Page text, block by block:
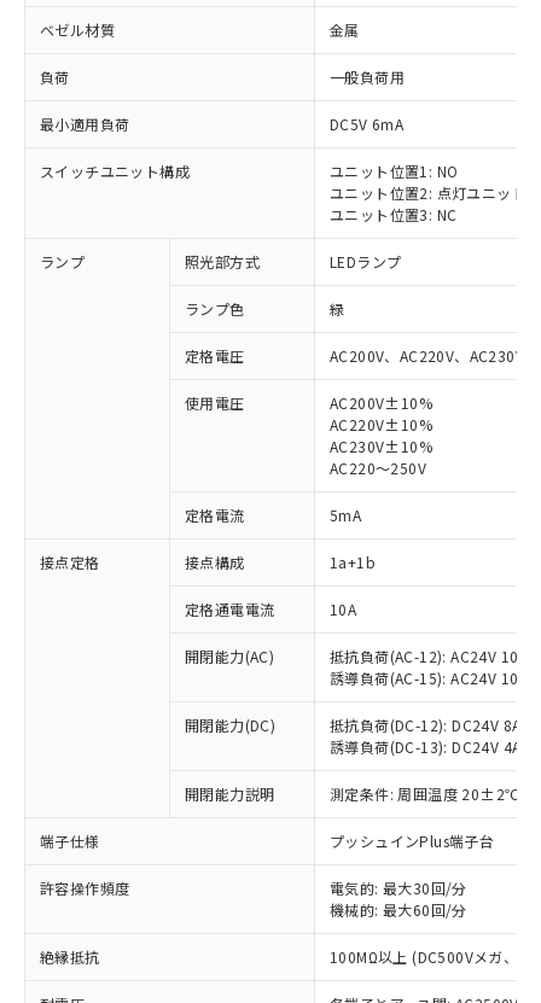
ベゼル材質 金属
負荷 一般負荷用
最小適用負荷 DC5V 6mA
スイッチユニット構成
ユニット位置1: NO
ユニット位置2: 点灯ユニット
ユニット位置3: NC
ランプ 照光部方式 LEDランプ
ランプ色 緑
定格電圧 AC200V、AC220V、AC230V
使用電圧
AC200V±10%
AC220V±10%
AC230V±10%
AC220～250V
定格電流 5mA
接点定格 接点構成 1a+1b
定格通電電流 10A
開閉能力(AC)
抵抗負荷(AC-12): AC24V 10A/
誘導負荷(AC-15): AC24V
開閉能力(DC)
抵抗負荷(DC-12): DC24V 8A/
誘導負荷(DC-13): DC24V 4A/
開閉能力説明 測定条件: 周囲温度 20±2℃、
端子仕様 プッシュインPlus端子台
許容操作頻度
電気的: 最大30回/分
機械的: 最大60回/分
絶縁抵抗 100MΩ以上 (DC500Vメガ、点
ご利用条件
以下の条件をお読みいただき、同意のうえ
ご利用ください。
本サービスは、当社制御機器事業取扱
商品の当社在庫状況および標準価格
(税抜)を提供させていただくもので
当社制御機器事業取扱商品の中には、
本サービスの対象外となる商品もある
※1 対応状況
対応済み：EU RoHS指令（10物質）の
非含有に対応した製品が提供可能な商品で
対応予定：EU RoHS指令（10物質）の非含
有に対応した製品に切り替える予定のある
対応予定なし：EU RoHS指令（10物質）の
非含有に非対応の商品で、対応品を出す予
調査・確認中：EU RoHS指令（10物質）の
非含有の対応状況を調査中または確認中の
商品です。
非該当品：ライセンス料など無形物で、有
害物質有無と関係のない商品です。
仕入先様の事情により、非含有部品として
いたものが、含有品と判明した場合などや
「○」：最大均質材料含有率が中国RoHSの
基準値以下であることを示します。
「×」：最大均質材料含有率が中国RoHSの
基準値を超えていることを示します。
当社は、これら貴社製品のうち、外国